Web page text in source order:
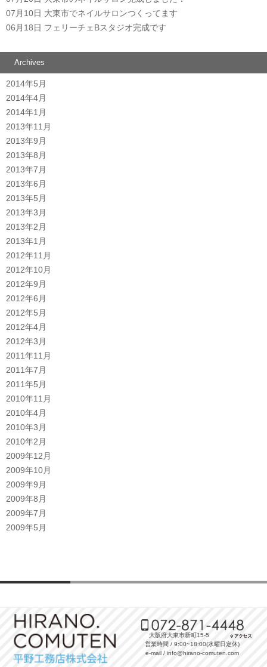
07月10日 大東市でネイルサロンつくってます
06月18日 フェリーチェBスタジオ完成です
Archives
2014年5月
2014年4月
2014年1月
2013年11月
2013年9月
2013年8月
2013年7月
2013年6月
2013年5月
2013年3月
2013年2月
2013年1月
2012年11月
2012年10月
2012年9月
2012年6月
2012年5月
2012年4月
2012年3月
2011年11月
2011年7月
2011年5月
2010年11月
2010年4月
2010年3月
2010年2月
2009年12月
2009年10月
2009年9月
2009年8月
2009年7月
2009年5月
大阪府大東市新町15-5
営業時間 / 9:00~18:00(水曜日定休)
e-mail / info@hirano-comuten.com